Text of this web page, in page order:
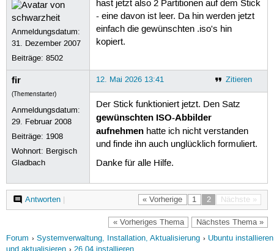
Wait for partitions ...
partition exist OK
create efi fat fs /dev/sde2 ...
mkfs.fat 4.2 (2021-01-31)
/dev/sde2 exist OK
Format partition 1 /dev/sde1 ...
mkexfatfs 1.3.0
Creating... done.
Flushing... done.
File system created successfully.
mkexfatfs success
sync data ...
esp partition processing ...
Install Ventoy to /dev/sde
manfred@manfred-HP-Compaq:~/
Anmeldungsdatum:
31. Dezember 2007
Beiträge:8502
hast jetzt also 2 Partitionen auf dem Stick
- eine davon ist leer. Da hin werden jetzt
einfach die gewünschten .iso's hin
kopiert.
fir
(Themenstarter)
Anmeldungsdatum:
29. Februar 2008
Beiträge: 1908
Wohnort: Bergisch
Gladbach
Zitieren
12. Mai 2026 13:41
Der Stick funktioniert jetzt. Den Satz
gewünschten ISO-Abbilder
aufnehmenhatte ich nicht verstanden
und finde ihn auch unglücklich formuliert.
Danke für alle Hilfe.
« Vorherige 1 2 Nächste »
Antworten|
« Vorheriges Thema Nächstes Thema »
Forum Systemverwaltung, Installation, Aktualisierung
Ubuntu installieren